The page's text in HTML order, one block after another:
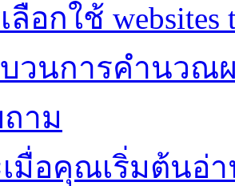
ลือกใช้ websites
วนการคำนวณ
าม
มื่อคุณเริ่มต้นอ่า